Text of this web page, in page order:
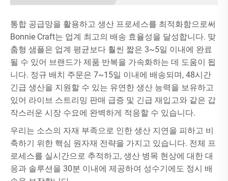
통합 공급망을 활용하고 생산 프로세스를 최적화함으로써
Bonnie Craft는 업계 최고의 배송 효율성을 달성합니다. 맞
춤형 샘플은 업계 평균보다 훨씬 짧은 3~5일 이내에 완료
될 수 있어 브랜드가 제품 반복을 가속화하는 데 도움이 됩
니다. 정규 배치 주문은 7~15일 이내에 배송되며, 48시간
긴급 생산을 지원할 수 있는 유연한 생산 능력을 보유하고
있어 라이브 스트리밍 판매 급증 및 긴급 재입고와 같은 갑
작스러운 시장 수요에 완벽하게 적응할 수 있습니다.
우리는 소스의 자재 부족으로 인한 생산 지연을 피하고 비
축하기 위한 핵심 원자재 전략을 가지고 있습니다. 전체 프
로세스를 실시간으로 추적하고, 생산 병목 현상에 대한 대
응과 솔루션을 30분 이내에 제공하여 성수기에도 정시 배